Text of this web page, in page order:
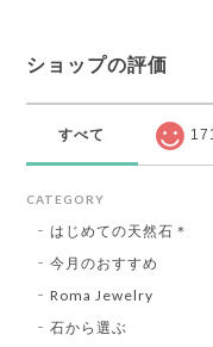
ショップの評価
すべて
CATEGORY
はじめての天然石＊
今月のおすすめ
Roma Jewelry
石から選ぶ